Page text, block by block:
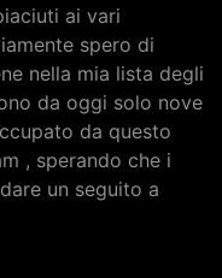
ai vari
spero di
nella mia lista degli
da oggi solo nove
da questo
, sperando che i
un seguito a